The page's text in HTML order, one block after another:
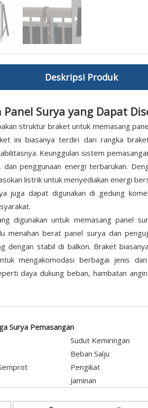
Deskripsi Produk
Panel Surya yang Dapat
struktur braket untuk memasang
ini biasanya terdiri dari rangka
Keunggulan sistem
penggunaan energi terbarukan.
listrik untuk menyediakan energi
juga dapat digunakan di gedung
digunakan untuk memasang panel
menahan berat panel surya dan
dengan stabil di balkon. Braket
mengakomodasi berbagai jenis
daya dukung beban, hambatan
Surya Pemasangan
Sudut Kemiringan
Beban Salju
Pengikat
Jaminan